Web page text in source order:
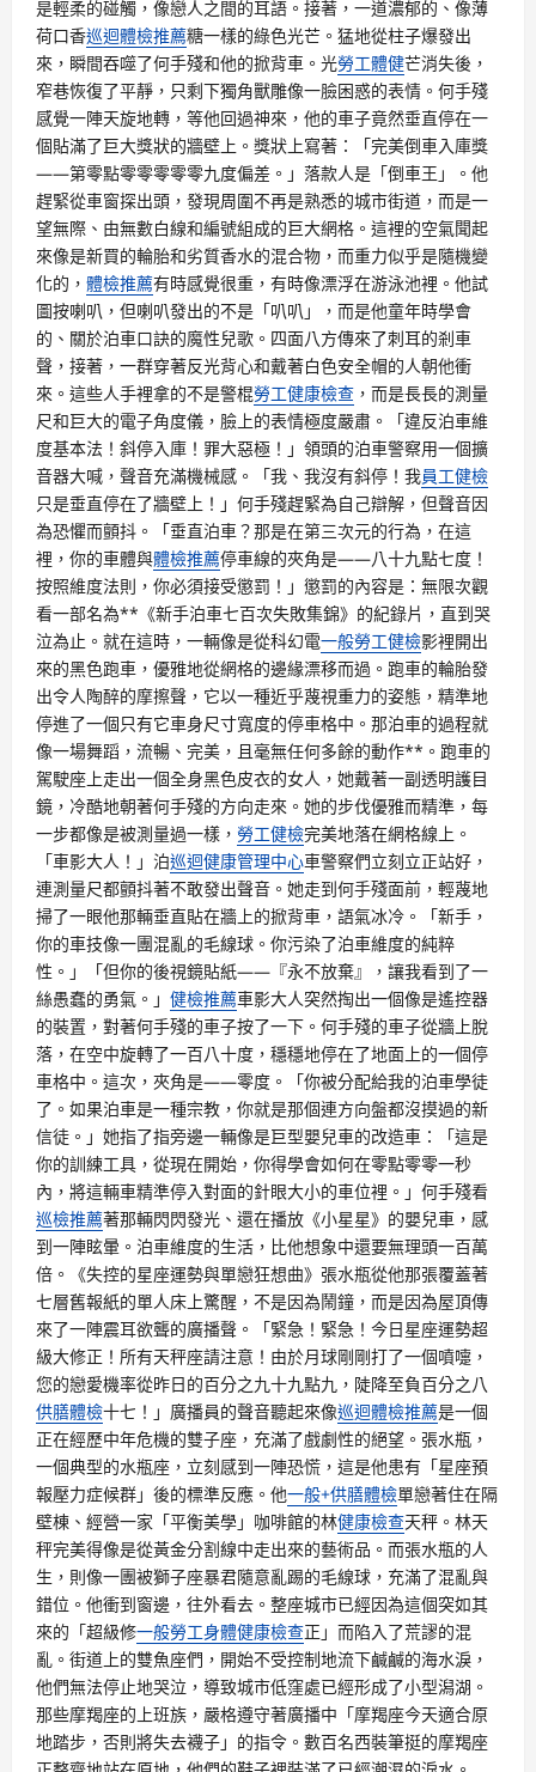
是輕柔的碰觸，像戀人之間的耳語。接著，一道濃郁的、像薄
荷口香巡迴體檢推薦糖一樣的綠色光芒。猛地從柱子爆發出
來，瞬間吞噬了何手殘和他的掀背車。光勞工體健芒消失後，
窄巷恢復了平靜，只剩下獨角獸雕像一臉困惑的表情。何手殘
感覺一陣天旋地轉，等他回過神來，他的車子竟然垂直停在一
個貼滿了巨大獎狀的牆壁上。獎狀上寫著：「完美倒車入庫獎
——第零點零零零零零九度偏差。」落款人是「倒車王」。他
趕緊從車窗探出頭，發現周圍不再是熟悉的城市街道，而是一
望無際、由無數白線和編號組成的巨大網格。這裡的空氣聞起
來像是新買的輪胎和劣質香水的混合物，而重力似乎是隨機變
化的， 體檢推薦有時感覺很重，有時像漂浮在游泳池裡。他試
圖按喇叭，但喇叭發出的不是「叭叭」，而是他童年時學會
的、關於泊車口訣的魔性兒歌。四面八方傳來了刺耳的剎車
聲，接著，一群穿著反光背心和戴著白色安全帽的人朝他衝
來。這些人手裡拿的不是警棍勞工健康檢查 ，而是長長的測量
尺和巨大的電子角度儀，臉上的表情極度嚴肅。「違反泊車維
度基本法！斜停入庫！罪大惡極！」領頭的泊車警察用一個擴
音器大喊，聲音充滿機械感。「我、我沒有斜停！我員工健檢
只是垂直停在了牆壁上！」何手殘趕緊為自己辯解，但聲音因
為恐懼而顫抖。「垂直泊車？那是在第三次元的行為，在這
裡，你的車體與體檢推薦停車線的夾角是——八十九點七度！
按照維度法則，你必須接受懲罰！」懲罰的內容是：無限次觀
看一部名為**《新手泊車七百次失敗集錦》的紀錄片，直到哭
泣為止。就在這時，一輛像是從科幻電一般勞工健檢影裡開出
來的黑色跑車，優雅地從網格的邊緣漂移而過。跑車的輪胎發
出令人陶醉的摩擦聲，它以一種近乎蔑視重力的姿態，精準地
停進了一個只有它車身尺寸寬度的停車格中。那泊車的過程就
像一場舞蹈，流暢、完美，且毫無任何多餘的動作**。跑車的
駕駛座上走出一個全身黑色皮衣的女人，她戴著一副透明護目
鏡，冷酷地朝著何手殘的方向走來。她的步伐優雅而精準，每
一步都像是被測量過一樣， 勞工健檢完美地落在網格線上。
「車影大人！」泊巡迴健康管理中心車警察們立刻立正站好，
連測量尺都顫抖著不敢發出聲音。她走到何手殘面前，輕蔑地
掃了一眼他那輛垂直貼在牆上的掀背車，語氣冰冷。「新手，
你的車技像一團混亂的毛線球。你污染了泊車維度的純粹
性。」「但你的後視鏡貼紙——『永不放棄』，讓我看到了一
絲愚蠢的勇氣。」 健檢推薦車影大人突然掏出一個像是遙控器
的裝置，對著何手殘的車子按了一下。何手殘的車子從牆上脫
落，在空中旋轉了一百八十度，穩穩地停在了地面上的一個停
車格中。這次，夾角是——零度。「你被分配給我的泊車學徒
了。如果泊車是一種宗教，你就是那個連方向盤都沒摸過的新
信徒。」她指了指旁邊一輛像是巨型嬰兒車的改造車：「這是
你的訓練工具，從現在開始，你得學會如何在零點零零一秒
內，將這輛車精準停入對面的針眼大小的車位裡。」何手殘看
巡檢推薦著那輛閃閃發光、還在播放《小星星》的嬰兒車，感
到一陣眩暈。泊車維度的生活，比他想象中還要無理頭一百萬
倍。《失控的星座運勢與單戀狂想曲》張水瓶從他那張覆蓋著
七層舊報紙的單人床上驚醒，不是因為鬧鐘，而是因為屋頂傳
來了一陣震耳欲聾的廣播聲。「緊急！緊急！今日星座運勢超
級大修正！所有天秤座請注意！由於月球剛剛打了一個噴嚏，
您的戀愛機率從昨日的百分之九十九點九，陡降至負百分之八
供膳體檢十七！」廣播員的聲音聽起來像巡迴體檢推薦是一個
正在經歷中年危機的雙子座，充滿了戲劇性的絕望。張水瓶，
一個典型的水瓶座，立刻感到一陣恐慌，這是他患有「星座預
報壓力症候群」後的標準反應。他一般+供膳體檢單戀著住在隔
壁棟、經營一家「平衡美學」咖啡館的林健康檢查天秤。林天
秤完美得像是從黃金分割線中走出來的藝術品。而張水瓶的人
生，則像一團被獅子座暴君隨意亂踢的毛線球，充滿了混亂與
錯位。他衝到窗邊，往外看去。整座城市已經因為這個突如其
來的「超級修一般勞工身體健康檢查正」而陷入了荒謬的混
亂。街道上的雙魚座們，開始不受控制地流下鹹鹹的海水淚，
他們無法停止地哭泣，導致城市低窪處已經形成了小型潟湖。
那些摩羯座的上班族，嚴格遵守著廣播中「摩羯座今天適合原
地踏步，否則將失去襪子」的指令。數百名西裝筆挺的摩羯座